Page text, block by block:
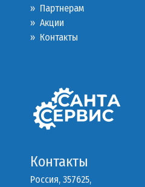
» Партнерам
» Акции
» Контакты
Контакты
Россия, 357625,